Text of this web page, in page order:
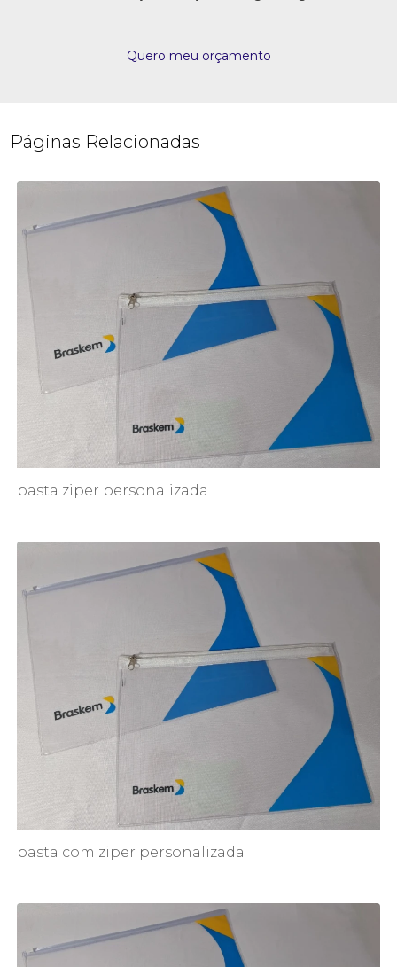
Quero meu orçamento
Páginas Relacionadas
pasta ziper personalizada
pasta com ziper personalizada